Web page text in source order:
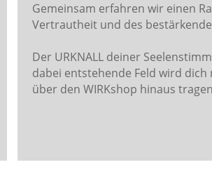
Gemeinsam erfahren wir einen
Vertrautheit und des
Der URKNALL deiner
dabei entstehende Feld wird dich
über den WIRKshop hinaus